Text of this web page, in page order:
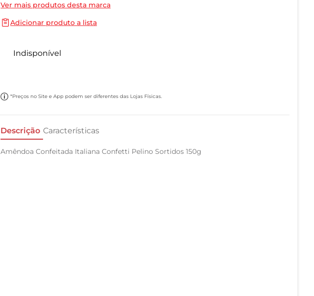
Ver mais produtos desta marca
Adicionar produto a lista
Indisponível
*Preços no Site e App podem ser diferentes das Lojas Físicas.
Descrição Características
Amêndoa Confeitada Italiana Confetti Pelino Sortidos 150g